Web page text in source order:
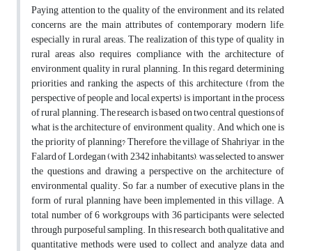
Paying attention to the quality of the environment and its related
concerns are the main attributes of contemporary modern life,
especially in rural areas. The realization of this type of quality in
rural areas also requires compliance with the architecture of
environment quality in rural planning. In this regard, determining
priorities and ranking the aspects of this architecture (from the
perspective of people and local experts) is important in the process
of rural planning. The research is based on two central questions of
what is the architecture of environment quality. And which one is
the priority of planning? Therefore, the village of Shahriyar, in the
Falard of Lordegan (with 2342 inhabitants), was selected to answer
the questions and drawing a perspective on the architecture of
environmental quality. So far, a number of executive plans in the
form of rural planning have been implemented in this village. A
total number of 6 workgroups with 36 participants were selected
through purposeful sampling. In this research, both qualitative and
quantitative methods were used to collect and analyze data and